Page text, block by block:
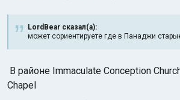
LordBear сказал(а):
может сориентируете где в Панаджи
В районе Immaculate Conception
Chapel